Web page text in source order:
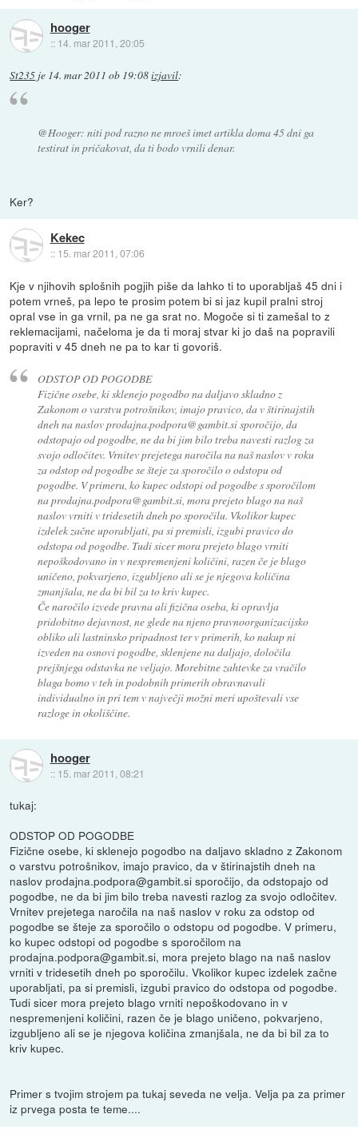
hooger
:: 14. mar 2011, 20:05
St235 je 14. mar 2011 ob 19:08izjavil:
@Hooger: niti pod razno ne mroeš imet artikla doma 45 dni ga
testirat in pričakovat, da ti bodo vrnili denar.
Ker?
Kekec
:: 15. mar 2011, 07:06
Kje v njihovih splošnih pogjih piše da lahko ti to uporabljaš 45 dni i
potem vrneš, pa lepo te prosim potem bi si jaz kupil pralni stroj
opral vse in ga vrnil, pa ne ga srat no. Mogoče si ti zamešal to z
reklemacijami, načeloma je da ti moraj stvar ki jo daš na popravili
popraviti v 45 dneh ne pa to kar ti govoriš.
ODSTOP OD POGODBE
Fizične osebe, ki sklenejo pogodbo na daljavo skladno z
Zakonom o varstvu potrošnikov, imajo pravico, da v štirinajstih
dneh na naslov prodajna.podpora@gambit.si sporočijo, da
odstopajo od pogodbe, ne da bi jim bilo treba navesti razlog za
svojo odločitev. Vrnitev prejetega naročila na naš naslov v roku
za odstop od pogodbe se šteje za sporočilo o odstopu od
pogodbe. V primeru, ko kupec odstopi od pogodbe s sporočilom
na prodajna.podpora@gambit.si, mora prejeto blago na naš
naslov vrniti v tridesetih dneh po sporočilu. Vkolikor kupec
izdelek začne uporabljati, pa si premisli, izgubi pravico do
odstopa od pogodbe. Tudi sicer mora prejeto blago vrniti
nepoškodovano in v nespremenjeni količini, razen če je blago
uničeno, pokvarjeno, izgubljeno ali se je njegova količina
zmanjšala, ne da bi bil za to kriv kupec.
Če naročilo izvede pravna ali fizična oseba, ki opravlja
pridobitno dejavnost, ne glede na njeno pravnoorganizacijsko
obliko ali lastninsko pripadnost ter v primerih, ko nakup ni
izveden na osnovi pogodbe, sklenjene na daljajo, določila
prejšnjega odstavka ne veljajo. Morebitne zahtevke za vračilo
blaga bomo v teh in podobnih primerih obravnavali
individualno in pri tem v največji možni meri upoštevali vse
razloge in okoliščine.
hooger
:: 15. mar 2011, 08:21
tukaj:
ODSTOP OD POGODBE
Fizične osebe, ki sklenejo pogodbo na daljavo skladno z Zakonom
o varstvu potrošnikov, imajo pravico, da v štirinajstih dneh na
naslov prodajna.podpora@gambit.si sporočijo, da odstopajo od
pogodbe, ne da bi jim bilo treba navesti razlog za svojo odločitev.
Vrnitev prejetega naročila na naš naslov v roku za odstop od
pogodbe se šteje za sporočilo o odstopu od pogodbe. V primeru,
ko kupec odstopi od pogodbe s sporočilom na
prodajna.podpora@gambit.si, mora prejeto blago na naš naslov
vrniti v tridesetih dneh po sporočilu. Vkolikor kupec izdelek začne
uporabljati, pa si premisli, izgubi pravico do odstopa od pogodbe.
Tudi sicer mora prejeto blago vrniti nepoškodovano in v
nespremenjeni količini, razen če je blago uničeno, pokvarjeno,
izgubljeno ali se je njegova količina zmanjšala, ne da bi bil za to
kriv kupec.
Primer s tvojim strojem pa tukaj seveda ne velja. Velja pa za primer
iz prvega posta te teme....